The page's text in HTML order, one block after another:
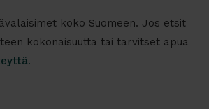
koko Suomeen. Jos etsit
kokonaisuutta tai tarvitset apua
.